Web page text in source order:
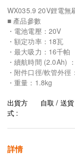
WX035.9 20V鋰電無
■ 產品參數
・電池電壓：20V
・額定功率：18瓦
・最大吸力：16千帕
・續航時間 (2.0Ah)
・附件口徑/軟管外徑
・重量：1.8kg
出貨方
式 :
自取 / 送貨
詳情